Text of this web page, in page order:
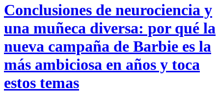
Conclusiones de neurociencia y
una muñeca diversa: por qué la
nueva campaña de Barbie es la
más ambiciosa en años y toca
estos temas